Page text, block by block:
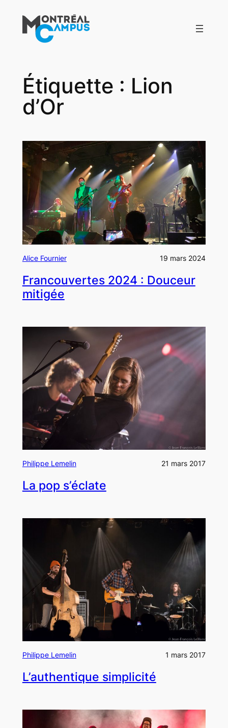
contenu
Étiquette : Lion
d’Or
Alice Fournier 19 mars 2024
Francouvertes 2024 : Douceur
mitigée
Philippe Lemelin 21 mars 2017
La pop s’éclate
Philippe Lemelin 1 mars 2017
L’authentique simplicité